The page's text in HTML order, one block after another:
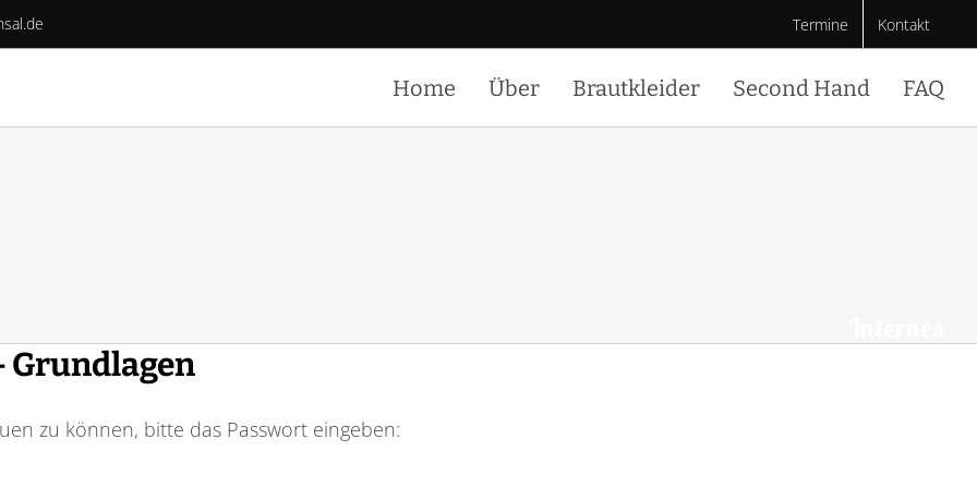
Termine Kontakt
Home Über Brautkleider Second Hand FAQ
Grundlagen
zu können, bitte das Passwort eingeben: